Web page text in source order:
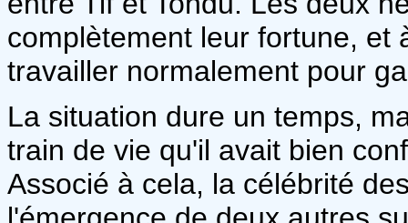
complètement leur fortune, et
travailler normalement pour
La situation dure un temps,
train de vie qu'il avait bien
Associé à cela, la célébrité